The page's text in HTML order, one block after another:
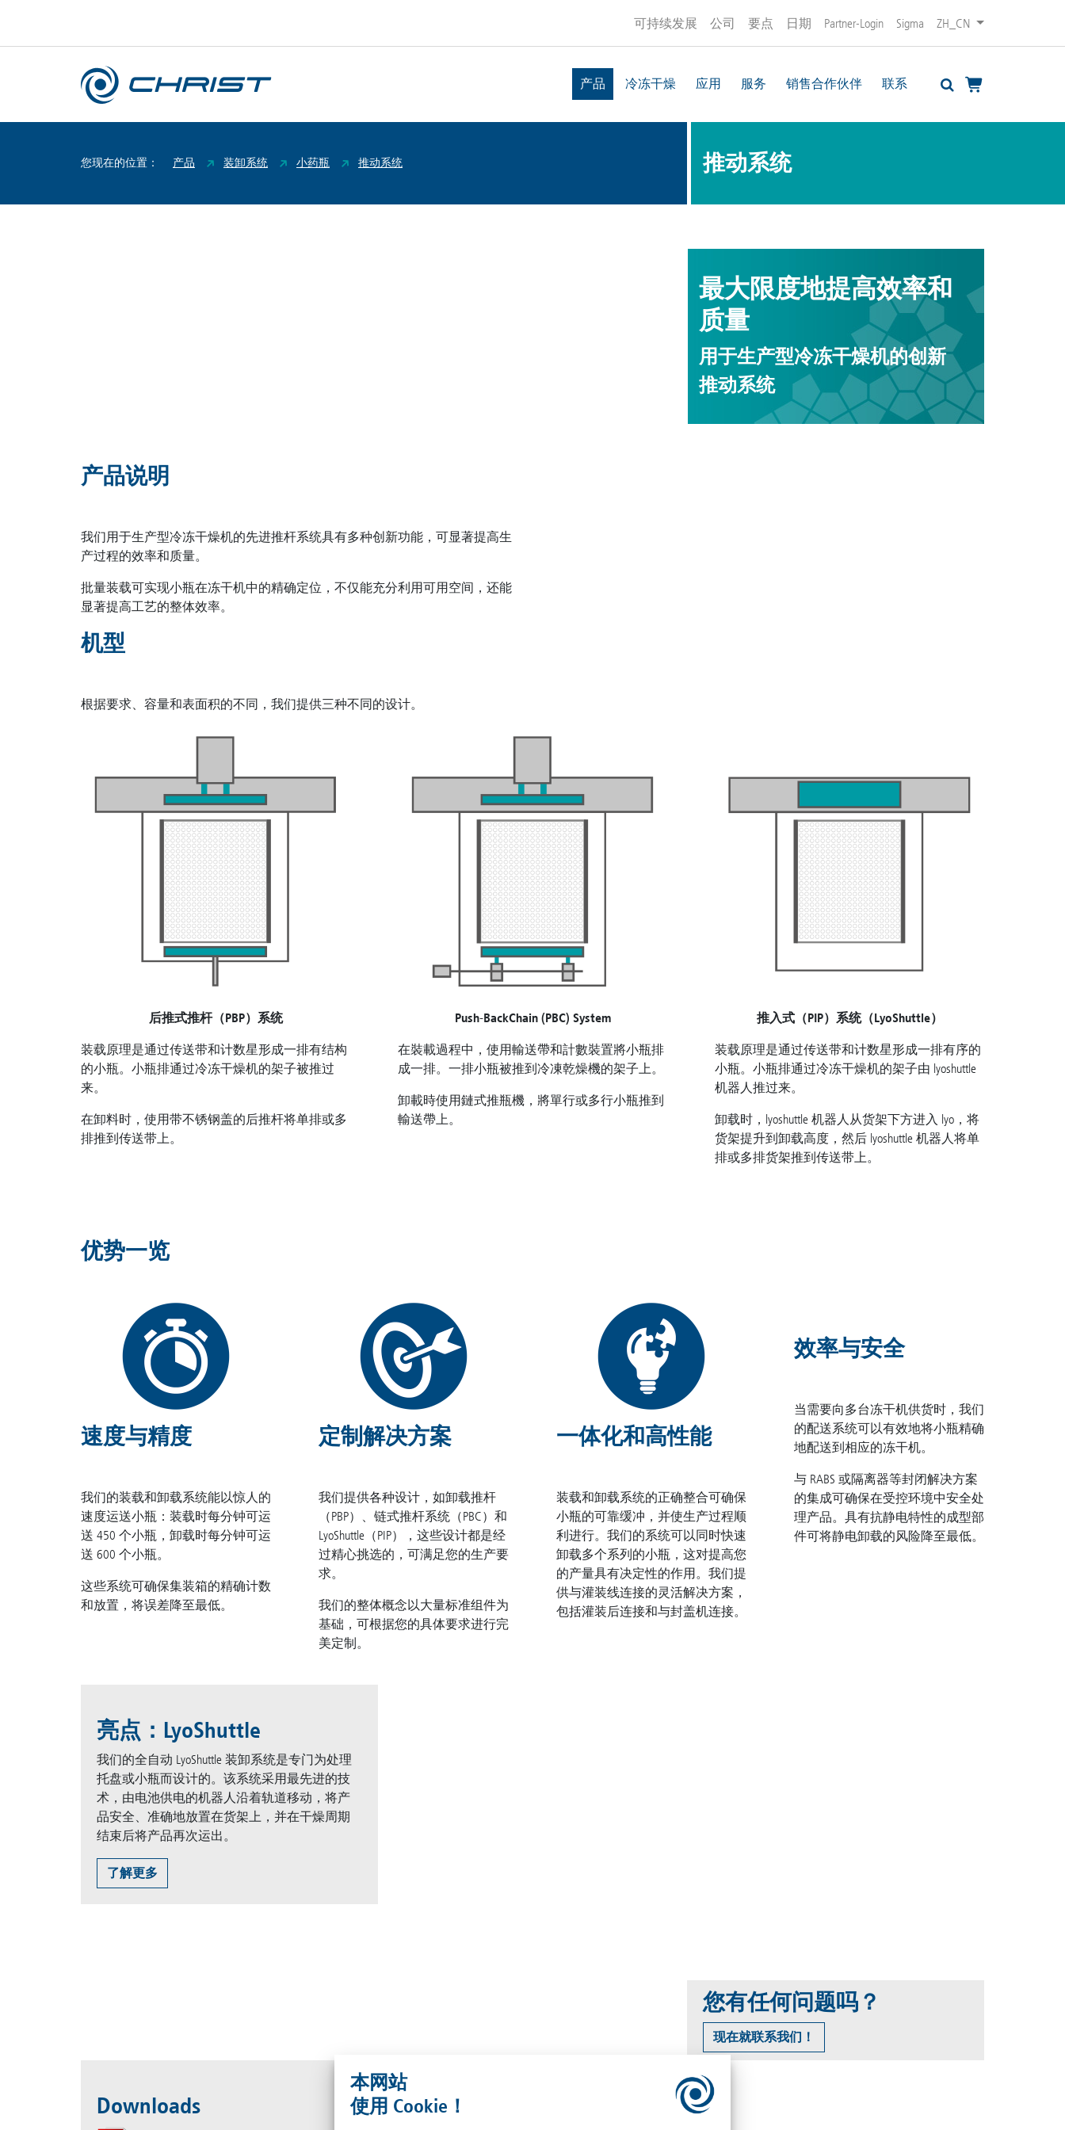
可持续发展 公司 要点 日期 Partner-Login Sigma ZH_CN
产品 冷冻干燥 应用 服务 销售合作伙伴 联系
您现在的位置： 产品 装卸系统 小药瓶 推动系统 推动系统
最大限度地提高效率和
质量
用于生产型冷冻干燥机的创新
推动系统
产品说明
我们用于生产型冷冻干燥机的先进推杆系统具有多种创新功能，可显著提高生
产过程的效率和质量。
批量装载可实现小瓶在冻干机中的精确定位，不仅能充分利用可用空间，还能
显著提高工艺的整体效率。
机型
根据要求、容量和表面积的不同，我们提供三种不同的设计。
后推式推杆（PBP）系统
装载原理是通过传送带和计数星形成一排有结构
的小瓶。小瓶排通过冷冻干燥机的架子被推过
来。
在卸料时，使用带不锈钢盖的后推杆将单排或多
排推到传送带上。
Push-BackChain (PBC) System
在裝載過程中，使用輸送帶和計數裝置將小瓶排
成一排。一排小瓶被推到冷凍乾燥機的架子上。
卸載時使用鏈式推瓶機，將單行或多行小瓶推到
輸送帶上。
推入式（PIP）系统（LyoShuttle）
装载原理是通过传送带和计数星形成一排有序的
小瓶。小瓶排通过冷冻干燥机的架子由 lyoshuttle
机器人推过来。
卸载时，lyoshuttle 机器人从货架下方进入 lyo，将
货架提升到卸载高度，然后 lyoshuttle 机器人将单
排或多排货架推到传送带上。
优势一览
速度与精度
我们的装载和卸载系统能以惊人的
速度运送小瓶：装载时每分钟可运
送 450 个小瓶，卸载时每分钟可运
送 600 个小瓶。
这些系统可确保集装箱的精确计数
和放置，将误差降至最低。
定制解决方案
我们提供各种设计，如卸载推杆
（PBP）、链式推杆系统（PBC）和
LyoShuttle（PIP），这些设计都是经
过精心挑选的，可满足您的生产要
求。
我们的整体概念以大量标准组件为
基础，可根据您的具体要求进行完
美定制。
一体化和高性能
装载和卸载系统的正确整合可确保
小瓶的可靠缓冲，并使生产过程顺
利进行。我们的系统可以同时快速
卸载多个系列的小瓶，这对提高您
的产量具有决定性的作用。我们提
供与灌装线连接的灵活解决方案，
包括灌装后连接和与封盖机连接。
效率与安全
当需要向多台冻干机供货时，我们
的配送系统可以有效地将小瓶精确
地配送到相应的冻干机。
与 RABS 或隔离器等封闭解决方案
的集成可确保在受控环境中安全处
理产品。具有抗静电特性的成型部
件可将静电卸载的风险降至最低。
亮点：LyoShuttle
我们的全自动 LyoShuttle 装卸系统是专门为处理
托盘或小瓶而设计的。该系统采用最先进的技
术，由电池供电的机器人沿着轨道移动，将产
品安全、准确地放置在货架上，并在干燥周期
结束后将产品再次运出。
了解更多
您有任何问题吗？
现在就联系我们！
Downloads
本网站
使用 Cookie！